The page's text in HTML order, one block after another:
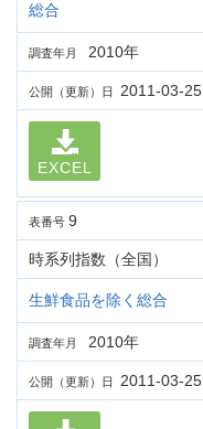
総合
調査年月 2010年
公開（更新）日 2011-03-25
EXCEL
表番号 9
時系列指数（全国）
生鮮食品を除く総合
調査年月 2010年
公開（更新）日 2011-03-25